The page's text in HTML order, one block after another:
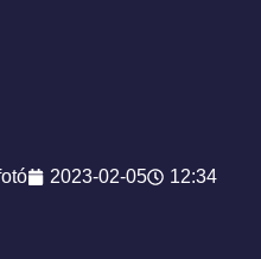
2023-02-05 12:34